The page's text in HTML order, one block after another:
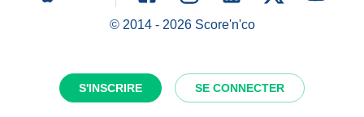
S'INSCRIRE SE CONNECTER
© 2014 - 2026Score'n'co